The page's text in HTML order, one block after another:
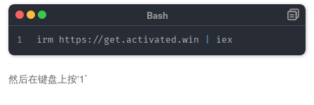
irm https://get.activated.win iex
然后在键盘上按‘1’